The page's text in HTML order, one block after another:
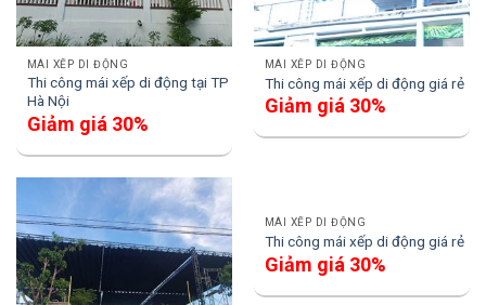
MÁI XẾP DI ĐỘNG
Thi công mái xếp di động tại TP
Hà Nội
Giảm giá 30%
MÁI XẾP DI ĐỘNG
Thi công mái xếp di động giá rẻ
Giảm giá 30%
MÁI XẾP DI ĐỘNG
Thi công mái xếp di động giá rẻ
Giảm giá 30%